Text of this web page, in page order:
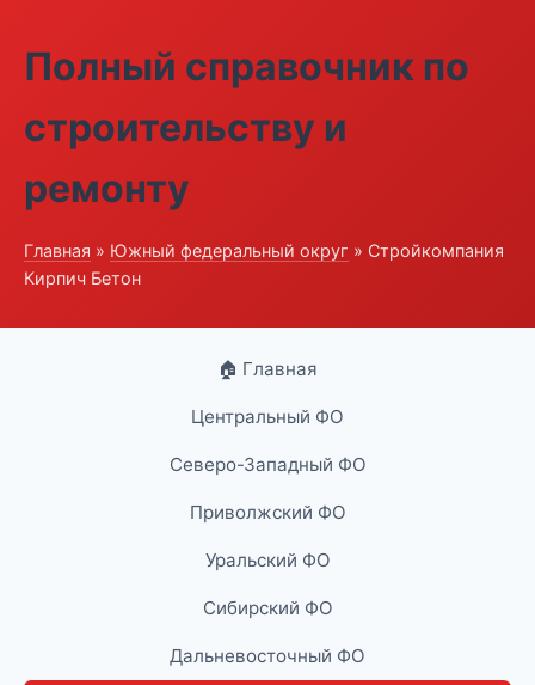
Полный справочник по
строительству и
ремонту
Главная » Южный федеральный округ » Стройкомпания
Кирпич Бетон
🏠 Главная
Центральный ФО
Северо-Западный ФО
Приволжский ФО
Уральский ФО
Сибирский ФО
Дальневосточный ФО